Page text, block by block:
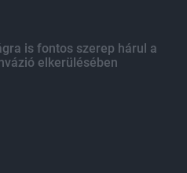
is fontos szerep hárul a
elkerülésében